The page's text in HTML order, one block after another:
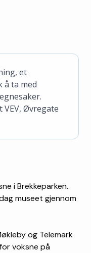
et
å ta med
VEV, Øvregate
i Brekkeparken.
museet gjennom
og Telemark
voksne på